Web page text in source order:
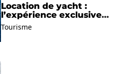
Location de yacht :
l’expérience exclusive
pour découvrir la
Méditerranée autrement
Tourisme